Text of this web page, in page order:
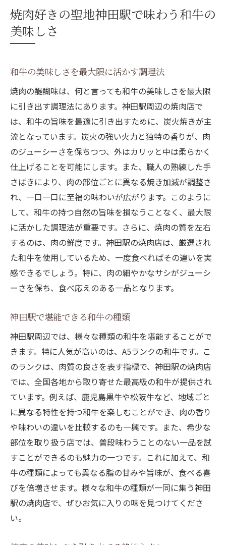
焼肉好きの聖地神田駅で味わう和牛の
美味しさ
和牛の美味しさを最大限に活かす調理法
焼肉の醍醐味は、何と言っても和牛の美味しさを最大限
に引き出す調理法にあります。神田駅周辺の焼肉店で
は、和牛の旨味を最適に引き出すために、炭火焼きが主
流となっています。炭火の強い火力と独特の香りが、肉
のジューシーさを保ちつつ、外はカリッと中は柔らかく
仕上げることを可能にします。また、職人の熟練した手
さばきにより、肉の部位ごとに異なる焼き加減が調整さ
れ、一口一口に至福の味わいが広がります。このように
して、和牛の持つ自然の旨味を損なうことなく、最大限
に活かした調理法が重要です。さらに、焼肉の質を左右
するのは、肉の鮮度です。神田駅の焼肉店は、厳選され
た和牛を使用しているため、一度食べればその違いを実
感できるでしょう。特に、肉の細やかなサシがジューシ
ーさを保ち、食べ応えのある一品となります。
神田駅で堪能できる和牛の種類
神田駅周辺では、様々な種類の和牛を堪能することがで
きます。特に人気が高いのは、A5ランクの和牛です。こ
のランクは、肉質の良さを表す指標で、神田駅の焼肉店
では、全国各地から取り寄せた最高級の和牛が提供され
ています。例えば、鹿児島黒牛や松阪牛など、地域ごと
に異なる特性を持つ和牛を楽しむことができ、肉の香り
や味わいの違いを比較するのも一興です。また、希少な
部位を取り扱う店では、普段味わうことのない一品を試
すことができるのも魅力の一つです。これに加えて、和
牛の種類によっても異なる脂の甘みや旨味が、食べる喜
びを倍増させます。様々な和牛の種類が一同に集う神田
駅の焼肉店で、ぜひお気に入りの味を見つけてくださ
い。